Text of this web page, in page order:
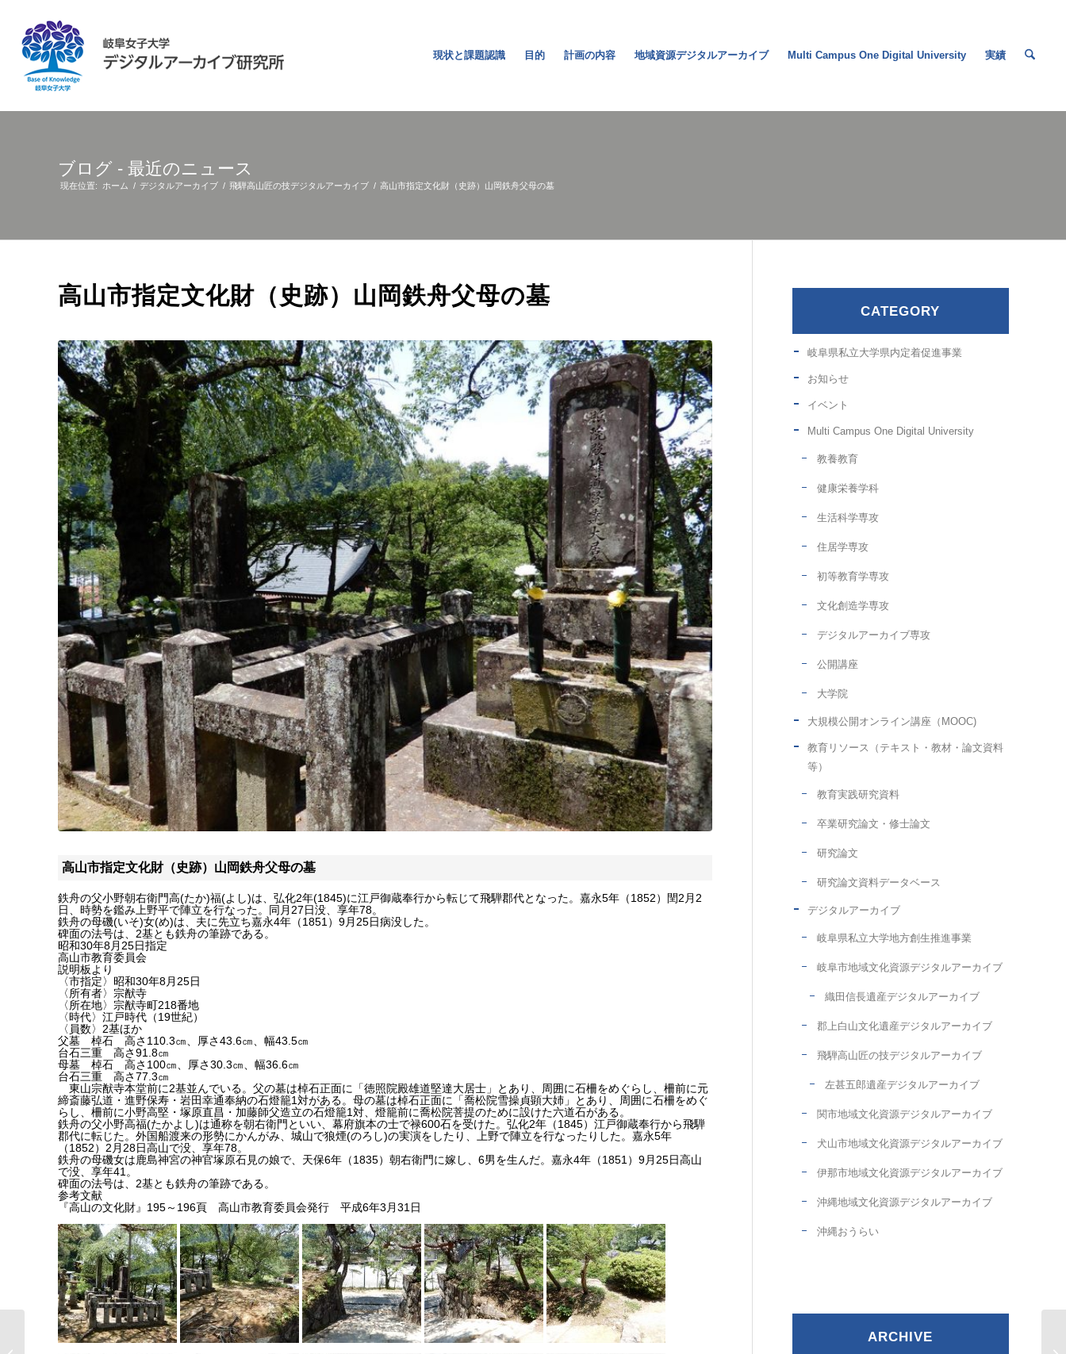
現状と課題認識 目的 計画の内容 地域資源デジタルアーカイブ Multi Campus One Digital University 実績
ブログ - 最近のニュース
現在位置: ホーム / デジタルアーカイブ / 飛騨高山匠の技デジタルアーカイブ / 高山市指定文化財（史跡）山岡鉄舟父母の墓
高山市指定文化財（史跡）山岡鉄舟父母の墓
高山市指定文化財（史跡）山岡鉄舟父母の墓
鉄舟の父小野朝右衛門高(たか)福(よし)は、弘化2年(1845)に江戸御蔵奉行から転じて飛騨郡代となった。嘉永5年（1852）閏2月2
日、時勢を鑑み上野平で陣立を行なった。同月27日没、享年78。
鉄舟の母磯(いそ)女(め)は、夫に先立ち嘉永4年（1851）9月25日病没した。
碑面の法号は、2基とも鉄舟の筆跡である。
昭和30年8月25日指定
高山市教育委員会
説明板より
〈市指定〉昭和30年8月25日
〈所有者〉宗猷寺
〈所在地〉宗猷寺町218番地
〈時代〉江戸時代（19世紀）
〈員数〉2基ほか
父墓 棹石 高さ110.3㎝、厚さ43.6㎝、幅43.5㎝
台石三重 高さ91.8㎝
母墓 棹石 高さ100㎝、厚さ30.3㎝、幅36.6㎝
台石三重 高さ77.3㎝
東山宗猷寺本堂前に2基並んでいる。父の墓は棹石正面に「徳照院殿雄道堅達大居士」とあり、周囲に石柵をめぐらし、柵前に元
締斎藤弘道・進野保寿・岩田幸通奉納の石燈籠1対がある。母の墓は棹石正面に「喬松院雪操貞顕大姉」とあり、周囲に石柵をめぐ
らし、柵前に小野高堅・塚原直昌・加藤師父造立の石燈籠1対、燈籠前に喬松院菩提のために設けた六道石がある。
鉄舟の父小野高福(たかよし)は通称を朝右衛門といい、幕府旗本の士で禄600石を受けた。弘化2年（1845）江戸御蔵奉行から飛騨
郡代に転じた。外国船渡来の形勢にかんがみ、城山で狼煙(のろし)の実演をしたり、上野で陣立を行なったりした。嘉永5年
（1852）2月28日高山で没、享年78。
鉄舟の母磯女は鹿島神宮の神官塚原石見の娘で、天保6年（1835）朝右衛門に嫁し、6男を生んだ。嘉永4年（1851）9月25日高山
で没、享年41。
碑面の法号は、2基とも鉄舟の筆跡である。
参考文献
『高山の文化財』195～196頁 高山市教育委員会発行 平成6年3月31日
CATEGORY
岐阜県私立大学県内定着促進事業
お知らせ
イベント
Multi Campus One Digital University
教養教育
健康栄養学科
生活科学専攻
住居学専攻
初等教育学専攻
文化創造学専攻
デジタルアーカイブ専攻
公開講座
大学院
大規模公開オンライン講座（MOOC)
教育リソース（テキスト・教材・論文資料
等）
教育実践研究資料
卒業研究論文・修士論文
研究論文
研究論文資料データベース
デジタルアーカイブ
岐阜県私立大学地方創生推進事業
岐阜市地域文化資源デジタルアーカイブ
織田信長遺産デジタルアーカイブ
郡上白山文化遺産デジタルアーカイブ
飛騨高山匠の技デジタルアーカイブ
左甚五郎遺産デジタルアーカイブ
関市地域文化資源デジタルアーカイブ
犬山市地域文化資源デジタルアーカイブ
伊那市地域文化資源デジタルアーカイブ
沖縄地域文化資源デジタルアーカイブ
沖縄おうらい
ARCHIVE
法華寺番神堂（市指定